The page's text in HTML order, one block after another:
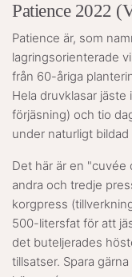
Patience 2022
Patience är, som
lagringsorienterade
från 60-åriga
Hela druvklasar
förjäsning) och tio
under naturligt bildad
Det här är en "cuvée
andra och tredje
korgpress
500-litersfat för att
det buteljerades
tillsatser. Spara